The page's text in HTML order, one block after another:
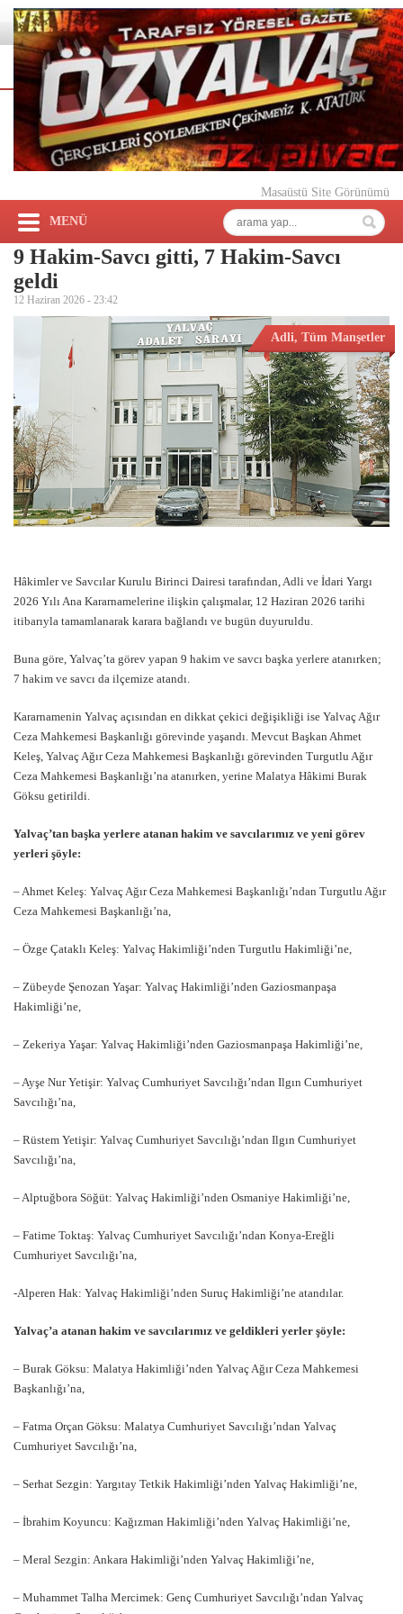
Masaüstü Site Görünümü
MENÜ
9 Hakim-Savcı gitti, 7 Hakim-Savcı
geldi
12 Haziran 2026 - 23:42
Adli, Tüm Manşetler
Hâkimler ve Savcılar Kurulu Birinci Dairesi tarafından, Adli ve İdari Yargı
2026 Yılı Ana Kararnamelerine ilişkin çalışmalar, 12 Haziran 2026 tarihi
itibarıyla tamamlanarak karara bağlandı ve bugün duyuruldu.
Buna göre, Yalvaç’ta görev yapan 9 hakim ve savcı başka yerlere atanırken;
7 hakim ve savcı da ilçemize atandı.
Kararnamenin Yalvaç açısından en dikkat çekici değişikliği ise Yalvaç Ağır
Ceza Mahkemesi Başkanlığı görevinde yaşandı. Mevcut Başkan Ahmet
Keleş, Yalvaç Ağır Ceza Mahkemesi Başkanlığı görevinden Turgutlu Ağır
Ceza Mahkemesi Başkanlığı’na atanırken, yerine Malatya Hâkimi Burak
Göksu getirildi.
Yalvaç’tan başka yerlere atanan hakim ve savcılarımız ve yeni görev
yerleri şöyle:
– Ahmet Keleş: Yalvaç Ağır Ceza Mahkemesi Başkanlığı’ndan Turgutlu Ağır
Ceza Mahkemesi Başkanlığı’na,
– Özge Çataklı Keleş: Yalvaç Hakimliği’nden Turgutlu Hakimliği’ne,
– Zübeyde Şenozan Yaşar: Yalvaç Hakimliği’nden Gaziosmanpaşa
Hakimliği’ne,
– Zekeriya Yaşar: Yalvaç Hakimliği’nden Gaziosmanpaşa Hakimliği’ne,
– Ayşe Nur Yetişir: Yalvaç Cumhuriyet Savcılığı’ndan Ilgın Cumhuriyet
Savcılığı’na,
– Rüstem Yetişir: Yalvaç Cumhuriyet Savcılığı’ndan Ilgın Cumhuriyet
Savcılığı’na,
– Alptuğbora Söğüt: Yalvaç Hakimliği’nden Osmaniye Hakimliği’ne,
– Fatime Toktaş: Yalvaç Cumhuriyet Savcılığı’ndan Konya-Ereğli
Cumhuriyet Savcılığı’na,
-Alperen Hak: Yalvaç Hakimliği’nden Suruç Hakimliği’ne atandılar.
Yalvaç’a atanan hakim ve savcılarımız ve geldikleri yerler şöyle:
– Burak Göksu: Malatya Hakimliği’nden Yalvaç Ağır Ceza Mahkemesi
Başkanlığı’na,
– Fatma Orçan Göksu: Malatya Cumhuriyet Savcılığı’ndan Yalvaç
Cumhuriyet Savcılığı’na,
– Serhat Sezgin: Yargıtay Tetkik Hakimliği’nden Yalvaç Hakimliği’ne,
– İbrahim Koyuncu: Kağızman Hakimliği’nden Yalvaç Hakimliği’ne,
– Meral Sezgin: Ankara Hakimliği’nden Yalvaç Hakimliği’ne,
– Muhammet Talha Mercimek: Genç Cumhuriyet Savcılığı’ndan Yalvaç